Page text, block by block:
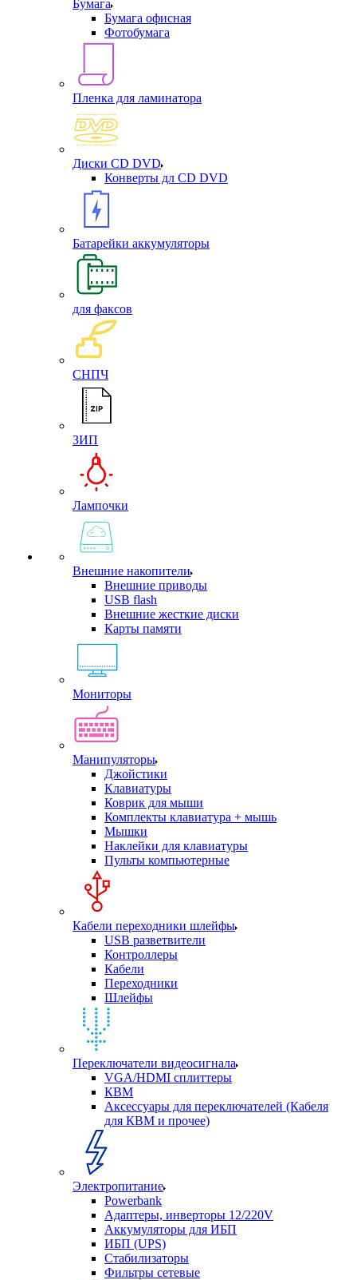
Бумага
Бумага офисная
Фотобумага
Пленка для ламинатора
Диски CD DVD
Конверты дл CD DVD
Батарейки аккумуляторы
для факсов
СНПЧ
ЗИП
Лампочки
Внешние накопители
Внешние приводы
USB flash
Внешние жесткие диски
Карты памяти
Мониторы
Манипуляторы
Джойстики
Клавиатуры
Коврик для мыши
Комплекты клавиатура + мышь
Мышки
Наклейки для клавиатуры
Пульты компьютерные
Кабели переходники шлейфы
USB разветвители
Контроллеры
Кабели
Переходники
Шлейфы
Переключатели видеосигнала
VGA/HDMI сплиттеры
КВМ
Аксессуары для переключателей (Кабеля
для КВМ и прочее)
Электропитание
Powerbank
Адаптеры, инверторы 12/220V
Аккумуляторы для ИБП
ИБП (UPS)
Стабилизаторы
Фильтры сетевые